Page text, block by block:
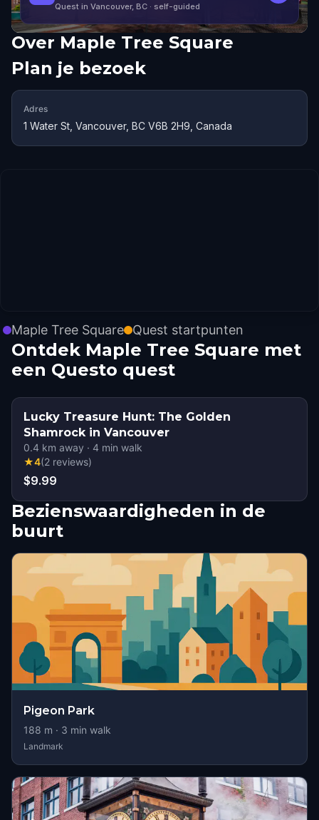
Quest in Vancouver, BC · self-guided
Over Maple Tree Square
Plan je bezoek
Adres
1 Water St, Vancouver, BC V6B 2H9, Canada
Maple Tree Square Quest startpunten
Ontdek Maple Tree Square met
een Questo quest
Lucky Treasure Hunt: The Golden
Shamrock in Vancouver
0.4 km away · 4 min walk
★4(2 reviews)
$9.99
Bezienswaardigheden in de
buurt
Pigeon Park
188 m · 3 min walk
Landmark